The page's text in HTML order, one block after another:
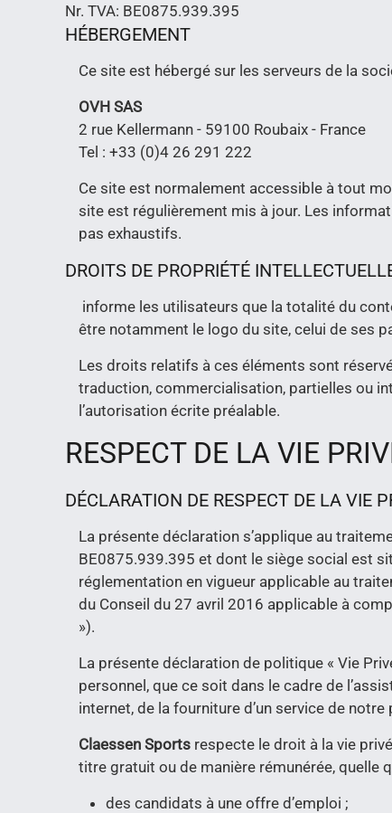
Nr. TVA: BE0875.939.395
HÉBERGEMENT
Ce site est hébergé sur les serveurs de la
OVH SAS
2 rue Kellermann - 59100 Roubaix - France
Tel : +33 (0)4 26 291 222
Ce site est normalement accessible à tout
site est régulièrement mis à jour. Les
pas exhaustifs.
DROITS DE PROPRIÉTÉ
informe les utilisateurs que la totalité du
être notamment le logo du site, celui de ses
Les droits relatifs à ces éléments sont
traduction, commercialisation, partielles ou
l’autorisation écrite préalable.
RESPECT DE LA VIE
DÉCLARATION DE RESPECT DE LA VIE
La présente déclaration s’applique au
BE0875.939.395 et dont le siège social est
réglementation en vigueur applicable au
du Conseil du 27 avril 2016 applicable à
»).
La présente déclaration de politique « Vie
personnel, que ce soit dans le cadre de
internet, de la fourniture d’un service de
Claessen Sports respecte le droit à la vie
titre gratuit ou de manière rémunérée, quelle
des candidats à une offre d’emploi ;